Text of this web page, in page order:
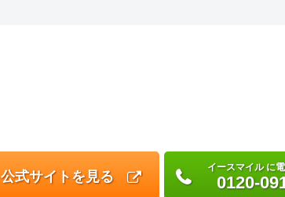
公式サイトを見る
イースマイル に
0120-